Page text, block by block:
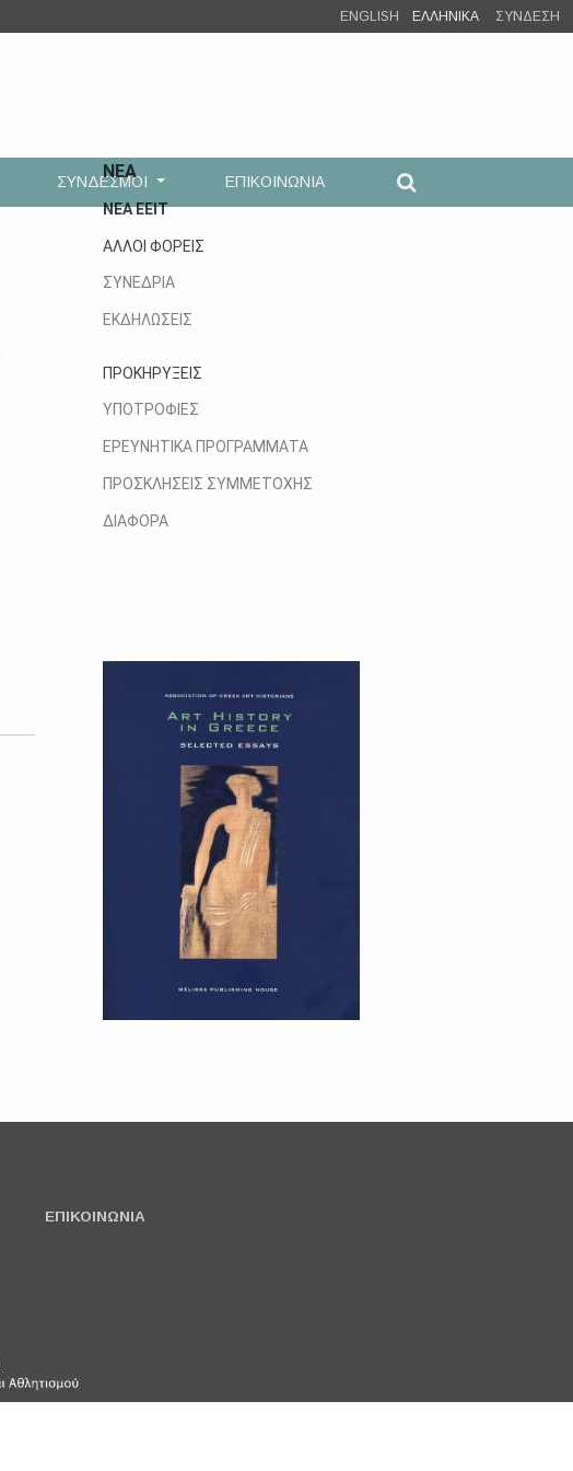
ENGLISH ΕΛΛΗΝΙΚΑ ΣΥΝΔΕΣΗ
ΣΥΝΔΕΣΜΟΙ ΕΠΙΚΟΙΝΩΝΙΑ
ΝΕΑ
ΝΕΑ ΕΕΙΤ
ΑΛΛΟΙ ΦΟΡΕΙΣ
ΣΥΝΕΔΡΙΑ
ΕΚΔΗΛΩΣΕΙΣ
ΠΡΟΚΗΡΥΞΕΙΣ
ΥΠΟΤΡΟΦΙΕΣ
ΕΡΕΥΝΗΤΙΚΑ ΠΡΟΓΡΑΜΜΑΤΑ
ΠΡΟΣΚΛΗΣΕΙΣ ΣΥΜΜΕΤΟΧΗΣ
ΔΙΑΦΟΡΑ
ΕΠΙΚΟΙΝΩΝΙΑ